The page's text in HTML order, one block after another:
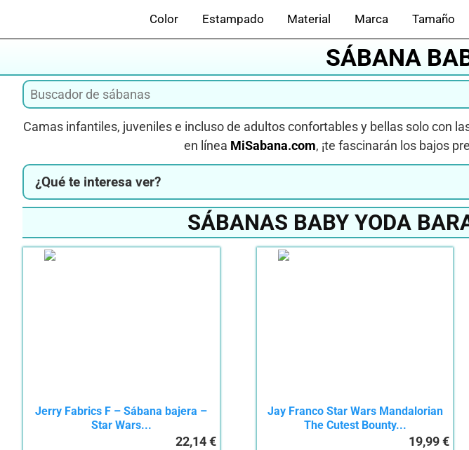
contenido
Color Estampado Material Marca Tamaño
SÁBANA
Camas infantiles, juveniles e incluso de adultos confortables y bellas solo con
en línea MiSabana.com, ¡te fascinarán los bajos
¿Qué te interesa ver?
SÁBANAS BABY YODA
Jerry Fabrics F – Sábana bajera –
Star Wars...
22,14 €
Jay Franco Star Wars Mandalorian
The Cutest Bounty...
19,99 €